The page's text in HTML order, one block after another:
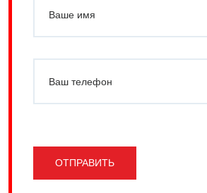
ОТПРАВИТЬ